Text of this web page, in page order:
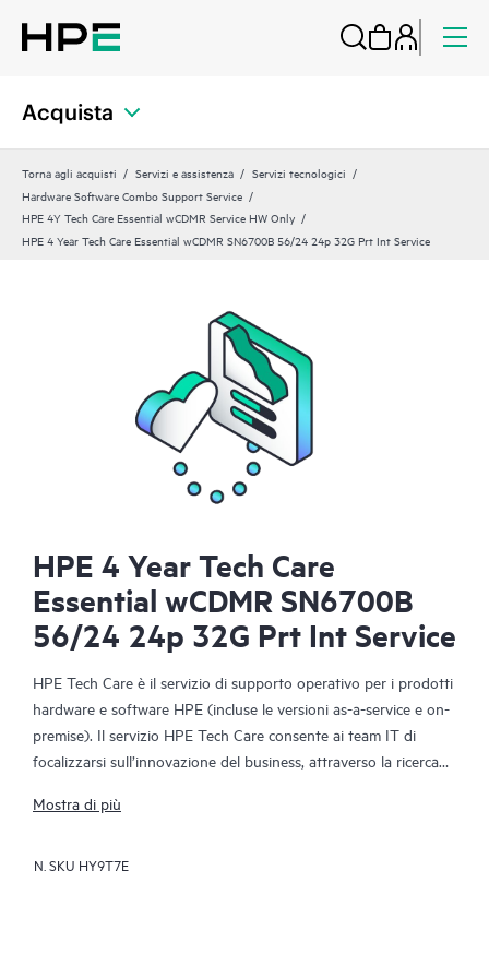
Acquista
Torna agli acquisti Servizi e assistenza
Servizi tecnologici
Hardware Software Combo Support Service
HPE 4Y Tech Care Essential wCDMR Service HW Only
HPE 4 Year Tech Care Essential wCDMR SN6700B 56/24 24p 32G Prt Int Service
HPE 4 Year Tech Care
Essential wCDMR SN6700B
56/24 24p 32G Prt Int Service
HPE Tech Care è il servizio di supporto operativo per i prodotti
hardware e software HPE (incluse le versioni as-a-service e on-
premise). Il servizio HPE Tech Care consente ai team IT di
focalizzarsi sull’innovazione del business, attraverso la ricerca
semplice risposta reattiva ai problemi.
Il servizio HPE Tech Care offre accesso diretto a specialisti dei
Mostra di più
N. SKU HY9T7E